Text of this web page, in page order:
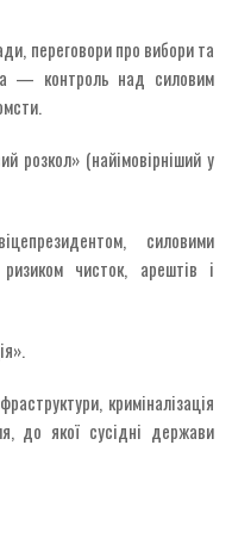
переговори про вибори та
— контроль над силовим
(найімовірніший у
силовими
чисток, арештів і
криміналізація
до якої сусідні держави